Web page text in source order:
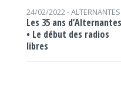
24/02/2022 -ALTERNANTES
Les 35 ans d’Alternantes
• Le début des radios
libres